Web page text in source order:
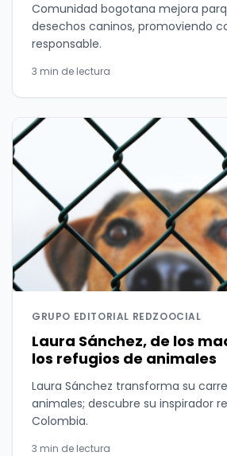
Comunidad bogotana mejora
desechos caninos, promoviendo
responsable.
3 min de lectura
GRUPO EDITORIAL REDZOOCIAL
Laura Sánchez, de los
los refugios de animales
Laura Sánchez transforma su
animales; descubre su inspirador
Colombia.
3 min de lectura